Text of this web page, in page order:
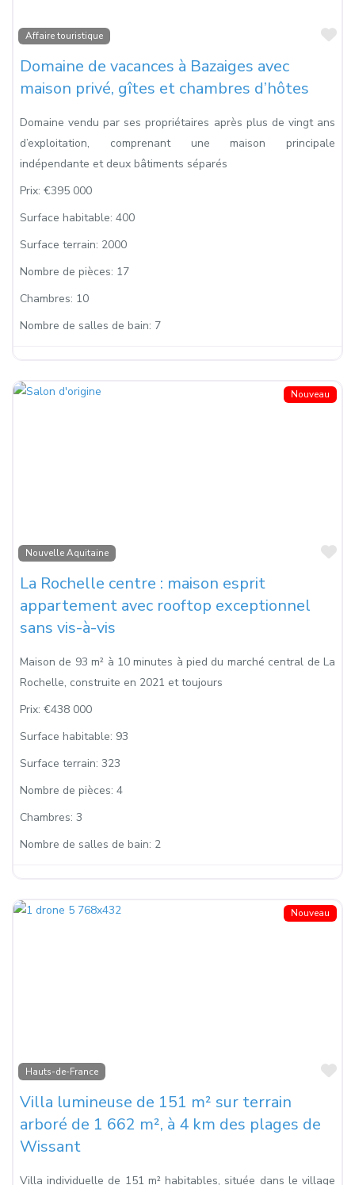
Affaire touristique
Domaine de vacances à Bazaiges avec
maison privé, gîtes et chambres d’hôtes
Domaine vendu par ses propriétaires après plus de vingt ans
d’exploitation, comprenant une maison principale
indépendante et deux bâtiments séparés
Prix: €395 000
Surface habitable: 400
Surface terrain: 2000
Nombre de pièces: 17
Chambres: 10
Nombre de salles de bain: 7
Nouveau
Nouvelle Aquitaine
La Rochelle centre : maison esprit
appartement avec rooftop exceptionnel
sans vis-à-vis
Maison de 93 m² à 10 minutes à pied du marché central de La
Rochelle, construite en 2021 et toujours
Prix: €438 000
Surface habitable: 93
Surface terrain: 323
Nombre de pièces: 4
Chambres: 3
Nombre de salles de bain: 2
Nouveau
Hauts-de-France
Villa lumineuse de 151 m² sur terrain
arboré de 1 662 m², à 4 km des plages de
Wissant
Villa individuelle de 151 m² habitables, située dans le village